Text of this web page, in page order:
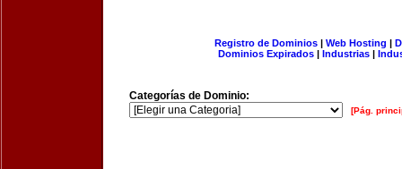
Registro de Dominios| Web Hosting |
Dominios Expirados | Industrias |
Categorías de Dominio:
[Pág.